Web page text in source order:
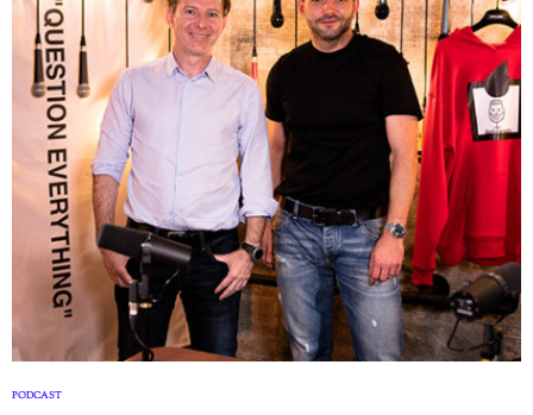
PODCAST